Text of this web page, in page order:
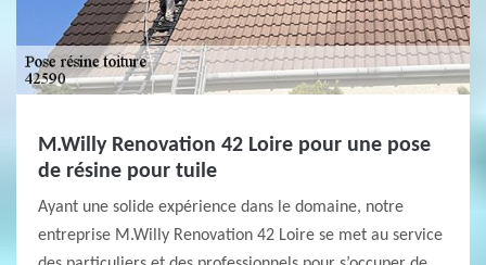
M.Willy Renovation 42 Loire pour une pose
de résine pour tuile
Ayant une solide expérience dans le domaine, notre
entreprise M.Willy Renovation 42 Loire se met au service